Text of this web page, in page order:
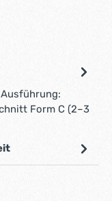
Form C (2–3